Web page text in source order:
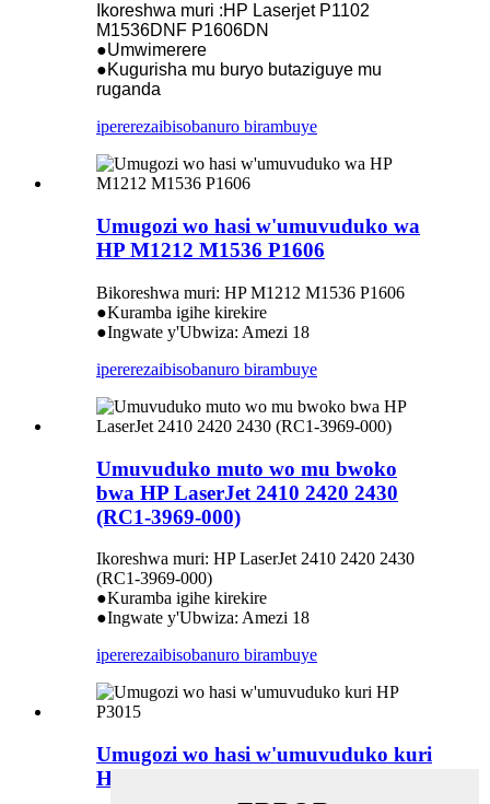
Ikoreshwa muri :HP Laserjet P1102
M1536DNF P1606DN
●Umwimerere
●Kugurisha mu buryo butaziguye mu
ruganda
ipererezaibisobanuro birambuye
Umugozi wo hasi w'umuvuduko wa
HP M1212 M1536 P1606
Bikoreshwa muri: HP M1212 M1536 P1606
●Kuramba igihe kirekire
●Ingwate y'Ubwiza: Amezi 18
ipererezaibisobanuro birambuye
Umuvuduko muto wo mu bwoko
bwa HP LaserJet 2410 2420 2430
(RC1-3969-000)
Ikoreshwa muri: HP LaserJet 2410 2420 2430
(RC1-3969-000)
●Kuramba igihe kirekire
●Ingwate y'Ubwiza: Amezi 18
ipererezaibisobanuro birambuye
Umugozi wo hasi w'umuvuduko kuri
HP P3015